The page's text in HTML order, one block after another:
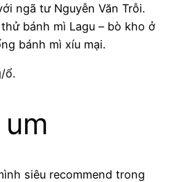
ngã tư Nguyễn Văn Trỗi.
bánh mì Lagu – bò kho ở
bánh mì xíu mại.
ổ.
siêu recommend trong